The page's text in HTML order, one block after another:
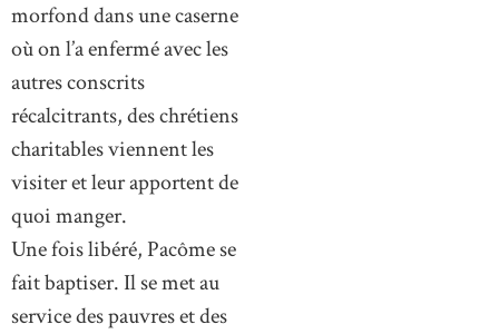
morfond dans une caserne
où on l’a enfermé avec les
autres conscrits
récalcitrants, des chrétiens
charitables viennent les
visiter et leur apportent de
quoi manger.
Une fois libéré, Pacôme se
fait baptiser. Il se met au
service des pauvres et des